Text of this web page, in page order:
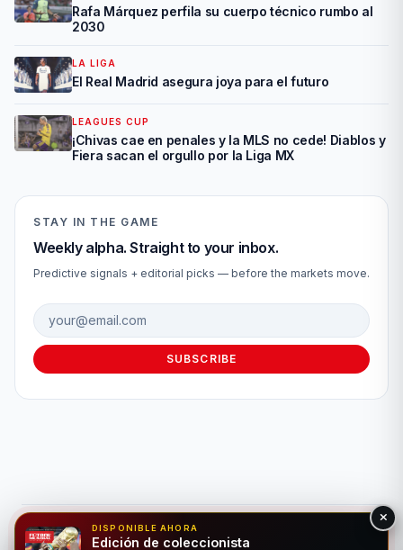
Rafa Márquez perfila su cuerpo técnico rumbo al
2030
LA LIGA
El Real Madrid asegura joya para el futuro
LEAGUES CUP
¡Chivas cae en penales y la MLS no cede! Diablos y
Fiera sacan el orgullo por la Liga MX
STAY IN THE GAME
Weekly alpha. Straight to your inbox.
Predictive signals + editorial picks — before the markets move.
Email address
SUBSCRIBE
© 2026 Fútbol Mundial®. Todos los derechos reservados. Solo
DISPONIBLE AHORA
Edición de coleccionista